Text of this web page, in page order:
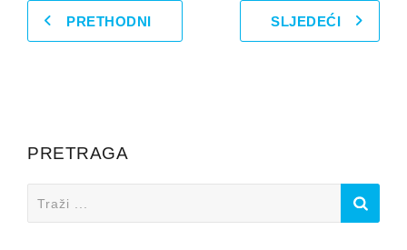
PRETHODNI SLJEDEĆI
PRETRAGA
for: